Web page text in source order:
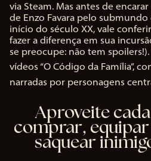
via Steam. Mas antes de
de Enzo Favara pelo
início do século XX, vale
fazer a diferença em sua
se preocupe: não tem
vídeos “O Código da Família”,
narradas por personagens
Aproveite
comprar,
saquear